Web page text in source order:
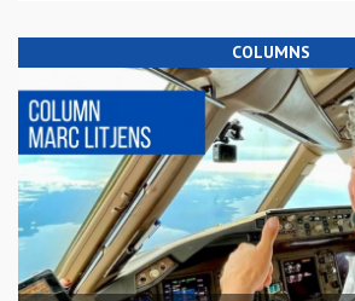
COLUMNS